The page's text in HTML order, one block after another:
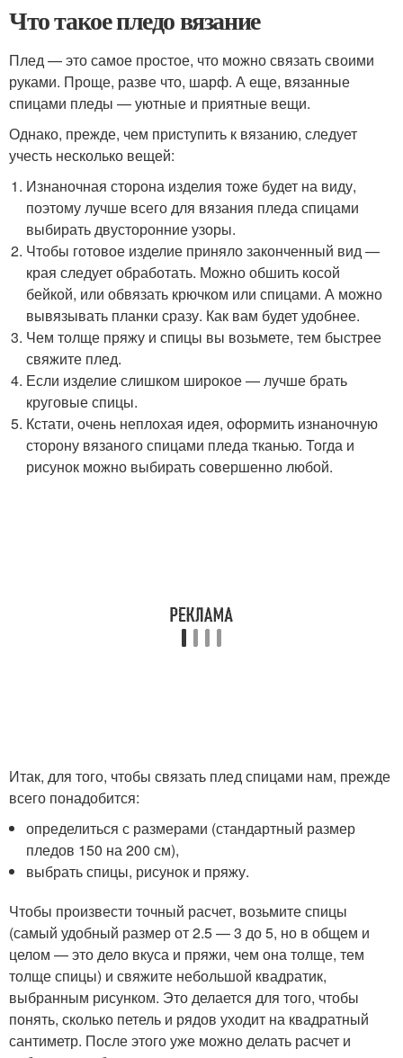
Что такое пледо вязание
Плед — это самое простое, что можно связать своими
руками. Проще, разве что, шарф. А еще, вязанные
спицами пледы — уютные и приятные вещи.
Однако, прежде, чем приступить к вязанию, следует
учесть несколько вещей:
Изнаночная сторона изделия тоже будет на виду,
поэтому лучше всего для вязания пледа спицами
выбирать двусторонние узоры.
Чтобы готовое изделие приняло законченный вид —
края следует обработать. Можно обшить косой
бейкой, или обвязать крючком или спицами. А можно
вывязывать планки сразу. Как вам будет удобнее.
Чем толще пряжу и спицы вы возьмете, тем быстрее
свяжите плед.
Если изделие слишком широкое — лучше брать
круговые спицы.
Кстати, очень неплохая идея, оформить изнаночную
сторону вязаного спицами пледа тканью. Тогда и
рисунок можно выбирать совершенно любой.
Итак, для того, чтобы связать плед спицами нам, прежде
всего понадобится:
определиться с размерами (стандартный размер
пледов 150 на 200 см),
выбрать спицы, рисунок и пряжу.
Чтобы произвести точный расчет, возьмите спицы
(самый удобный размер от 2.5 — 3 до 5, но в общем и
целом — это дело вкуса и пряжи, чем она толще, тем
толще спицы) и свяжите небольшой квадратик,
выбранным рисунком. Это делается для того, чтобы
понять, сколько петель и рядов уходит на квадратный
сантиметр. После этого уже можно делать расчет и